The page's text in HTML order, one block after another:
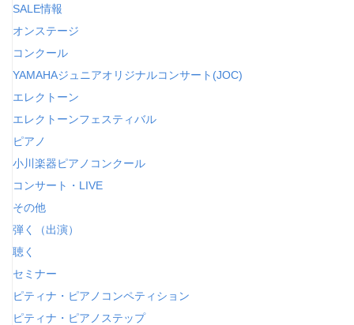
SALE情報
オンステージ
コンクール
YAMAHAジュニアオリジナルコンサート(JOC)
エレクトーン
エレクトーンフェスティバル
ピアノ
小川楽器ピアノコンクール
コンサート・LIVE
その他
弾く（出演）
聴く
セミナー
ピティナ・ピアノコンペティション
ピティナ・ピアノステップ